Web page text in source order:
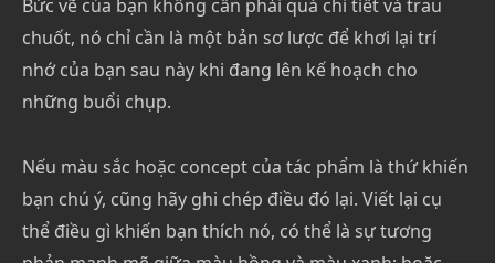
Bức vẽ của bạn không cần phải quá chi tiết và trau
chuốt, nó chỉ cần là một bản sơ lược để khơi lại trí
nhớ của bạn sau này khi đang lên kế hoạch cho
những buổi chụp.
Nếu màu sắc hoặc concept của tác phẩm là thứ khiến
bạn chú ý, cũng hãy ghi chép điều đó lại. Viết lại cụ
thể điều gì khiến bạn thích nó, có thể là sự tương